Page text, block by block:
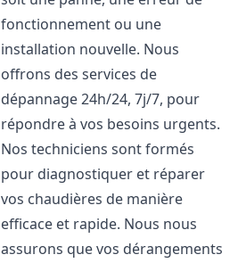
fonctionnement ou une
installation nouvelle. Nous
offrons des services de
dépannage 24h/24, 7j/7, pour
répondre à vos besoins urgents.
Nos techniciens sont formés
pour diagnostiquer et réparer
vos chaudières de manière
efficace et rapide. Nous nous
assurons que vos dérangements